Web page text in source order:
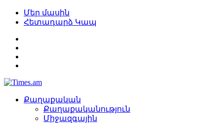
Մեր մասին
Հետադարձ Կապ
Քաղաքական
Քաղաքականություն
Միջազգային